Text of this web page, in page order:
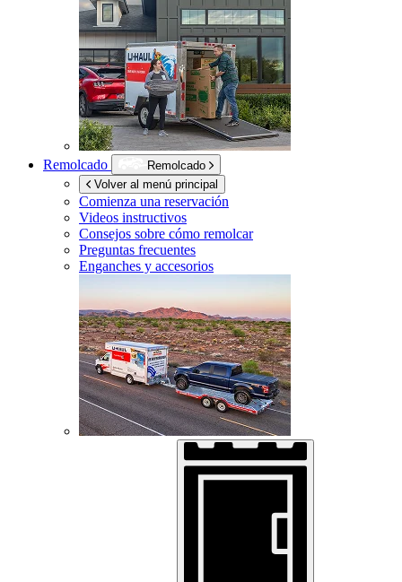
Remolcado
Remolcado
Volver al menú principal
Comienza una reservación
Videos instructivos
Consejos sobre cómo remolcar
Preguntas frecuentes
Enganches y accesorios